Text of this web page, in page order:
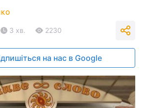
3 хв. 2230
на нас в Google